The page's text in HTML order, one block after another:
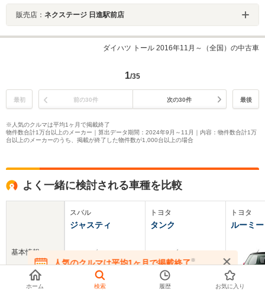
販売店： ネクステージ 日進駅前店
ダイハツ トール 2016年11月～（全国）の中古車
1/35
最初 前の30件 次の30件 最後
※人気のクルマは平均1ヶ月で掲載終了
物件数合計1万台以上のメーカー｜算出データ期間：2024年9月～11月｜内容：物件数合計1万
台以上のメーカーのうち、掲載が終了した物件数が1,000台以上の場合
よく一緒に検討される車種を比較
基本情報
スバル
ジャスティ
トヨタ
タンク
トヨタ
ルーミー
人気のクルマは平均1ヶ月で掲載終了※
在庫が無くなる前にお問い合わせください
ホーム 検索 履歴 お気に入り